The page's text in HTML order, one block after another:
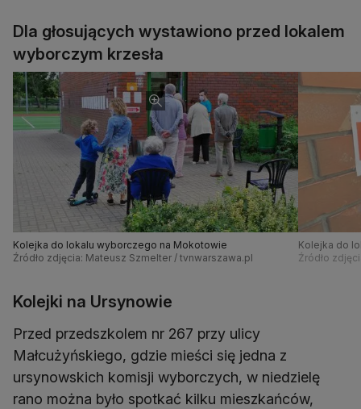
Dla głosujących wystawiono przed lokalem
wyborczym krzesła
Kolejka do lokalu wyborczego na Mokotowie
Źródło zdjęcia: Mateusz Szmelter / tvnwarszawa.pl
Kolejka do
Źródło
Kolejki na Ursynowie
Przed przedszkolem nr 267 przy ulicy
Małcużyńskiego, gdzie mieści się jedna z
ursynowskich komisji wyborczych, w niedzielę
rano można było spotkać kilku mieszkańców,